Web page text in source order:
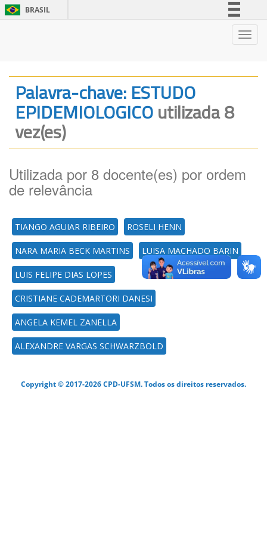
BRASIL
Legislação
Canais
Palavra-chave: ESTUDO
EPIDEMIOLOGICOutilizada 8
vez(es)
Utilizada por 8 docente(es) por ordem
de relevância
TIANGO AGUIAR RIBEIRO ROSELI HENN
NARA MARIA BECK MARTINS LUISA MACHADO BARIN
LUIS FELIPE DIAS LOPES
CRISTIANE CADEMARTORI DANESI
ANGELA KEMEL ZANELLA
ALEXANDRE VARGAS SCHWARZBOLD
Copyright © 2017-2026 CPD-UFSM. Todos os direitos reservados.